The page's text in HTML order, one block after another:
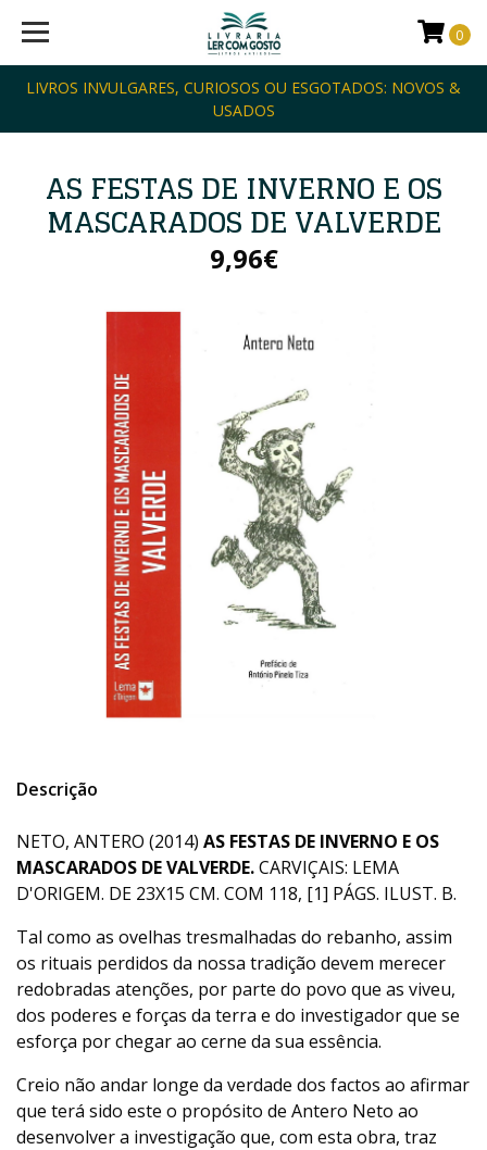
LIVROS INVULGARES, CURIOSOS OU ESGOTADOS: NOVOS &
USADOS
0
AS FESTAS DE INVERNO E OS
MASCARADOS DE VALVERDE
9,96€
Descrição
NETO, ANTERO (2014) AS FESTAS DE INVERNO E OS
MASCARADOS DE VALVERDE.CARVIÇAIS: LEMA
D'ORIGEM. DE 23X15 CM. COM 118, [1] PÁGS. ILUST. B.
Tal como as ovelhas tresmalhadas do rebanho, assim
os rituais perdidos da nossa tradição devem merecer
redobradas atenções, por parte do povo que as viveu,
dos poderes e forças da terra e do investigador que se
esforça por chegar ao cerne da sua essência.
Creio não andar longe da verdade dos factos ao afirmar
que terá sido este o propósito de Antero Neto ao
desenvolver a investigação que, com esta obra, traz